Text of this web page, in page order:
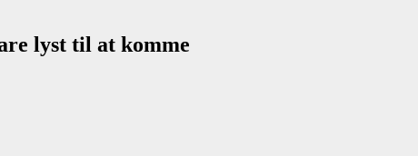
lyst til at komme